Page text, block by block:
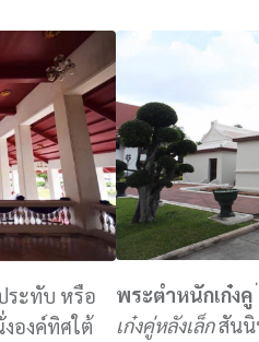
ระทับ หรือ
องค์ทิศใต้
พระตำหนักเก๋งคู
เก๋งคู่หลังเล็กสันนิ